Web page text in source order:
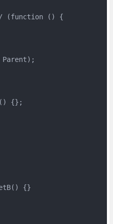
(function () {
{};
{}